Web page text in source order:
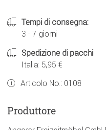
Tempi di consegna:
3 - 7 giorni
Spedizione di pacchi
Italia: 5,95 €
Articolo No.: 0108
Produttore